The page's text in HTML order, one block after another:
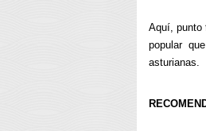
Aquí, punto
popular
asturianas.